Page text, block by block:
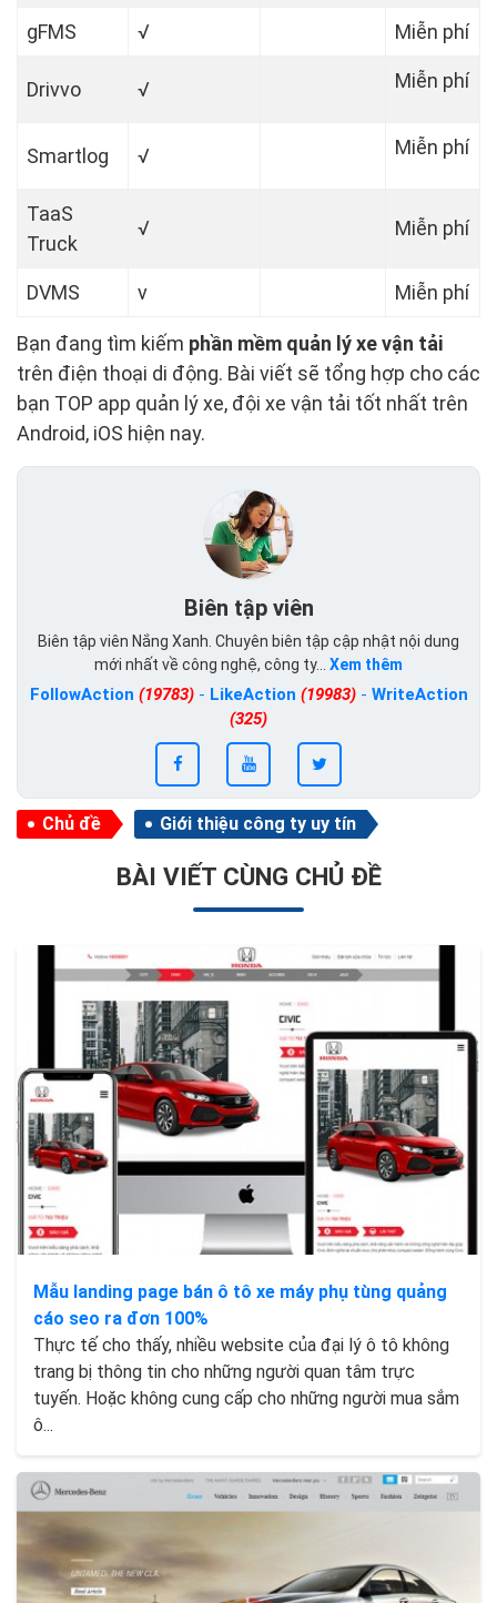
gFMS √ Miễn phí
Drivvo √ Miễn phí
Smartlog √ Miễn phí
TaaS
Truck
√ Miễn phí
DVMS v Miễn phí
Bạn đang tìm kiếm phần mềm quản lý xe vận tải
trên điện thoại di động. Bài viết sẽ tổng hợp cho các
bạn TOP app quản lý xe, đội xe vận tải tốt nhất trên
Android, iOS hiện nay.
Biên tập viên
Biên tập viên Nắng Xanh. Chuyên biên tập cập nhật nội dung
mới nhất về công nghệ, công ty... Xem thêm
FollowAction (19783)- LikeAction (19983)- WriteAction
(325)
Chủ đề Giới thiệu công ty uy tín
BÀI VIẾT CÙNG CHỦ ĐỀ
Mẫu landing page bán ô tô xe máy phụ tùng quảng
cáo seo ra đơn 100%
Thực tế cho thấy, nhiều website của đại lý ô tô không
trang bị thông tin cho những người quan tâm trực
tuyến. Hoặc không cung cấp cho những người mua sắm
ô...